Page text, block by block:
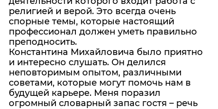
религией и верой. Это всегда очень
спорные темы, которые настоящий
профессионал должен уметь правильно
преподносить.
Константина Михайловича было приятно
и интересно слушать. Он делился
неповторимым опытом, различными
советами, которые могут помочь нам в
будущей карьере. Меня поразил
огромный словарный запас гостя – речь